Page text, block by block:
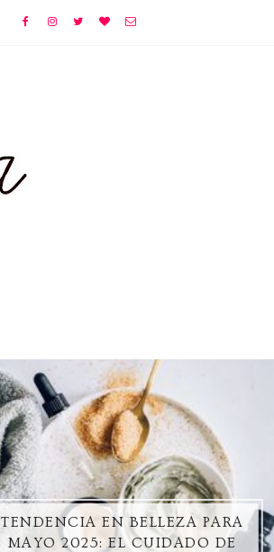
TENDENCIA EN BELLEZA PARA
MAYO 2025: EL CUIDADO DE